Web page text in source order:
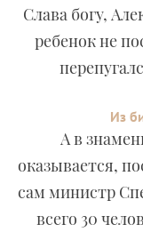
Слава богу,
ребенок не
Из
А в
оказывается,
сам министр
всего 30